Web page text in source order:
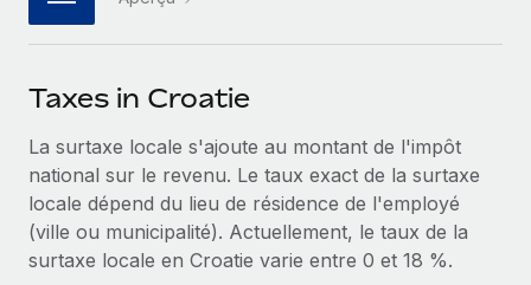
notre MCP
Rationalisez vos processus avec des outils essentiels
SERVICES
Demandez aux experts
Recevez des conseils d’experts sur les RH à
l’international et la conformité
Partenaires stratégiques de la tech
Devenir partenaire
Explorez avec nous vos opportunités de partenariat
Remote Build
Bientôt disponible
Descriptions de postes
Salle de presse
Données sur les salaires et les talents
Centre de ressources
한국어
Taxes in Croatie
La surtaxe locale s'ajoute au montant de l'impôt
national sur le revenu. Le taux exact de la surtaxe
locale dépend du lieu de résidence de l'employé
(ville ou municipalité). Actuellement, le taux de la
surtaxe locale en Croatie varie entre 0 et 18 %.